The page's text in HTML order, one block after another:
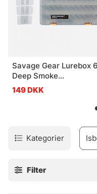
Savage Gear Lurebox
Deep Smoke
36x22.5x8cm
149 DKK
Kategorier
Filter